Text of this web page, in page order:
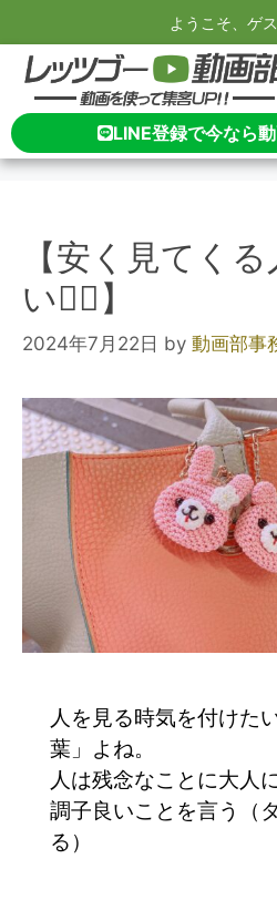
ようこそ、ゲ
LINE登録で今なら
【安く見てく
い🙂‍↔️】
2024年7月22日 by 動画部事
人を見る時気を付けた
葉」よね。
人は残念なことに大人
調子良いことを言う（
る）